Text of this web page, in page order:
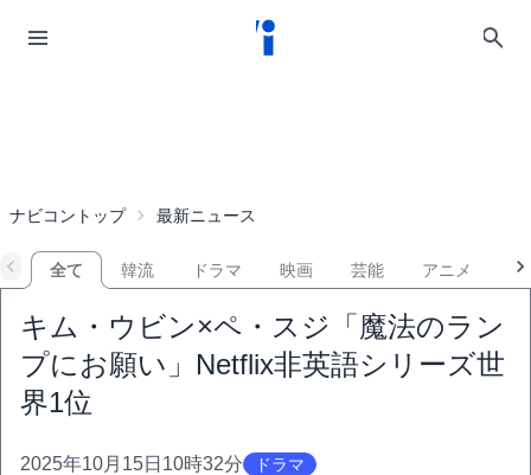
ナビコントップ 最新ニュース
全て 韓流 ドラマ 映画 芸能 アニメ
キム・ウビン×ペ・スジ「魔法のラン
プにお願い」Netflix非英語シリーズ世
界1位
2025年10月15日10時32分 ドラマ